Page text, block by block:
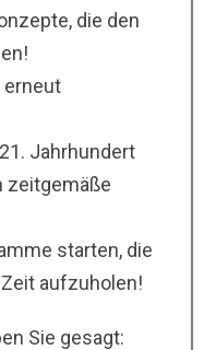
die den
erneut
Jahrhundert
zeitgemäße
starten, die
aufzuholen!
Sie gesagt: